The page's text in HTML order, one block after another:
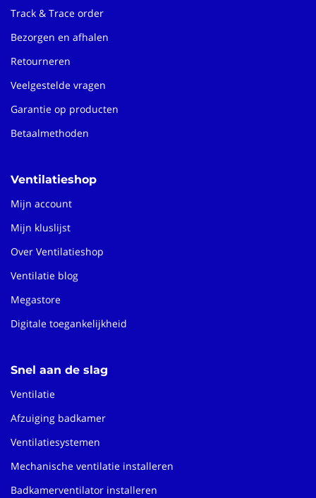
Track & Trace order
Bezorgen en afhalen
Retourneren
Veelgestelde vragen
Garantie op producten
Betaalmethoden
Ventilatieshop
Mijn account
Mijn kluslijst
Over Ventilatieshop
Ventilatie blog
Megastore
Digitale toegankelijkheid
Snel aan de slag
Ventilatie
Afzuiging badkamer
Ventilatiesystemen
Mechanische ventilatie installeren
Badkamerventilator installeren